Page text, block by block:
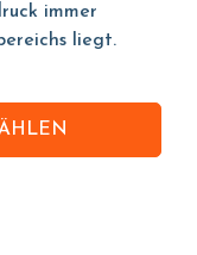
immer
liegt.